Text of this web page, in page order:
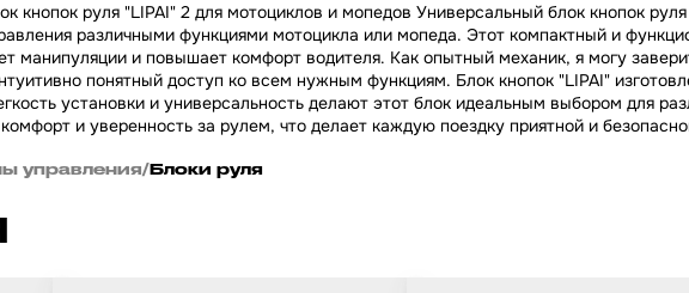
кнопок руля "LIPAI" 2 для мотоциклов и мопедов Универсальный блок кнопок
различными функциями мотоцикла или мопеда. Этот компактный и
манипуляции и повышает комфорт водителя. Как опытный механик, я могу
понятный доступ ко всем нужным функциям. Блок кнопок "LIPAI"
установки и универсальность делают этот блок идеальным выбором для
и уверенность за рулем, что делает каждую поездку приятной и
управления/Блоки руля